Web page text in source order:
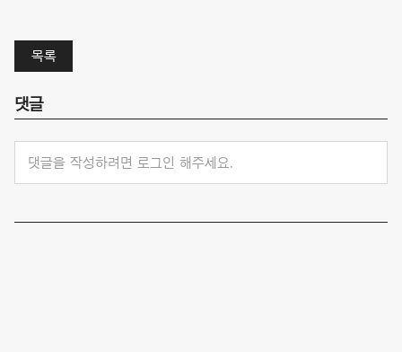
목록
댓글
댓글을 작성하려면 로그인 해주세요.